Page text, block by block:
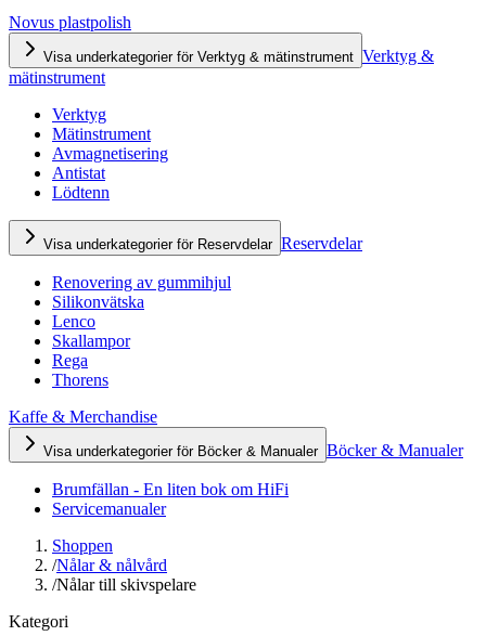
Novus plastpolish
Visa underkategorier för Verktyg & mätinstrument Verktyg &
mätinstrument
Verktyg
Mätinstrument
Avmagnetisering
Antistat
Lödtenn
Visa underkategorier för Reservdelar Reservdelar
Renovering av gummihjul
Silikonvätska
Lenco
Skallampor
Rega
Thorens
Kaffe & Merchandise
Visa underkategorier för Böcker & Manualer Böcker & Manualer
Brumfällan - En liten bok om HiFi
Servicemanualer
Shoppen
/Nålar & nålvård
/Nålar till skivspelare
Kategori